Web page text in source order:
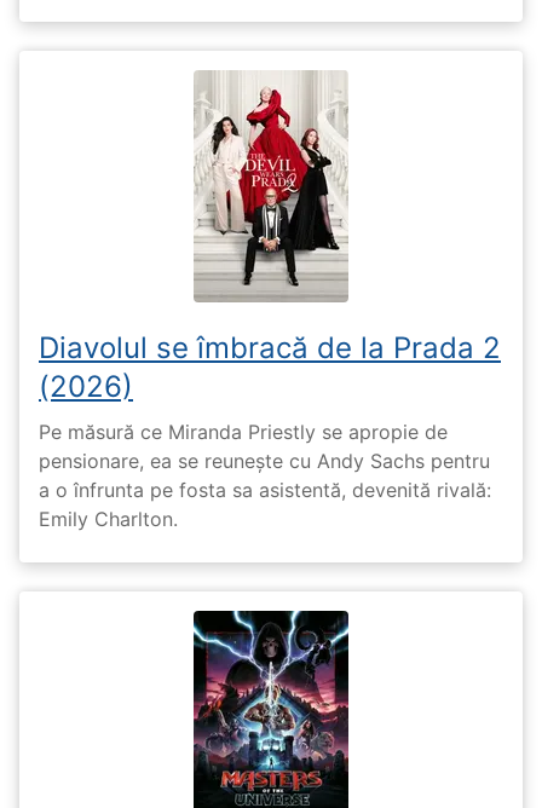
Diavolul se îmbracă de la Prada 2
(2026)
Pe măsură ce Miranda Priestly se apropie de
pensionare, ea se reunește cu Andy Sachs pentru
a o înfrunta pe fosta sa asistentă, devenită rivală:
Emily Charlton.